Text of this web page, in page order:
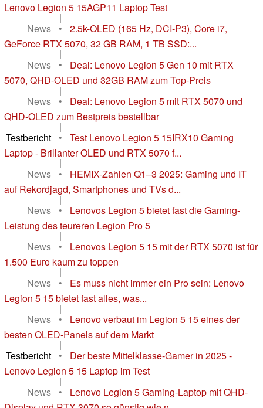
Lenovo Legion 5 15AGP11 Laptop Test
|
News
•
2.5k-OLED (165 Hz, DCI-P3), Core i7,
GeForce RTX 5070, 32 GB RAM, 1 TB SSD:...
|
News
•
Deal: Lenovo Legion 5 Gen 10 mit RTX
5070, QHD-OLED und 32GB RAM zum Top-Preis
|
News
•
Deal: Lenovo Legion 5 mit RTX 5070 und
QHD-OLED zum Bestpreis bestellbar
|
Testbericht
•
Test Lenovo Legion 5 15IRX10 Gaming
Laptop - Brillanter OLED und RTX 5070 f...
|
News
•
HEMIX-Zahlen Q1–3 2025: Gaming und IT
auf Rekordjagd, Smartphones und TVs d...
|
News
•
Lenovos Legion 5 bietet fast die Gaming-
Leistung des teureren Legion Pro 5
|
News
•
Lenovos Legion 5 15 mit der RTX 5070 ist für
1.500 Euro kaum zu toppen
|
News
•
Es muss nicht immer ein Pro sein: Lenovo
Legion 5 15 bietet fast alles, was...
|
News
•
Lenovo verbaut im Legion 5 15 eines der
besten OLED-Panels auf dem Markt
|
Testbericht
•
Der beste Mittelklasse-Gamer in 2025 -
Lenovo Legion 5 15 Laptop im Test
|
News
•
Lenovo Legion 5 Gaming-Laptop mit QHD-